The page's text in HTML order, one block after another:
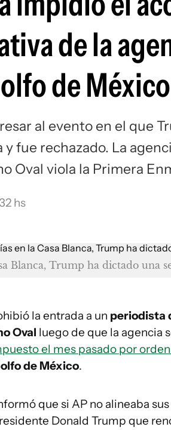
de la
de México
al evento en el que
y fue rechazado. La
Oval viola la Primera
hs
Blanca, Trump ha dictado una
la entrada a un periodista
Oval luego de que la agencia
el mes pasado por
de México.
que si AP no alineaba
Donald Trump que